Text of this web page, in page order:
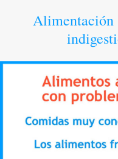
Alimentación